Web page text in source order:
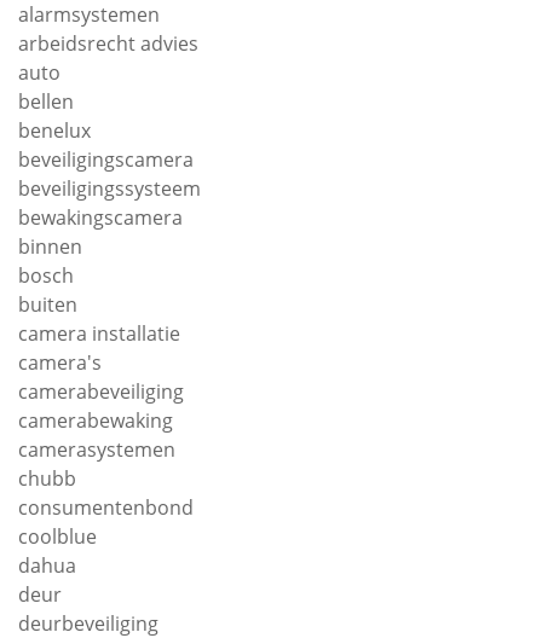
alarmsystemen
arbeidsrecht advies
auto
bellen
benelux
beveiligingscamera
beveiligingssysteem
bewakingscamera
binnen
bosch
buiten
camera installatie
camera's
camerabeveiliging
camerabewaking
camerasystemen
chubb
consumentenbond
coolblue
dahua
deur
deurbeveiliging